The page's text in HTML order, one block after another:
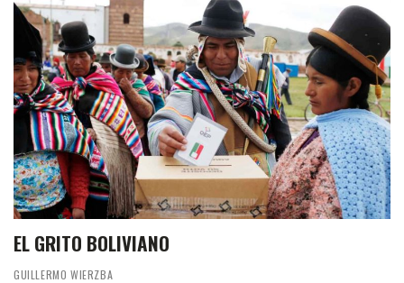
EL GRITO BOLIVIANO
GUILLERMO WIERZBA